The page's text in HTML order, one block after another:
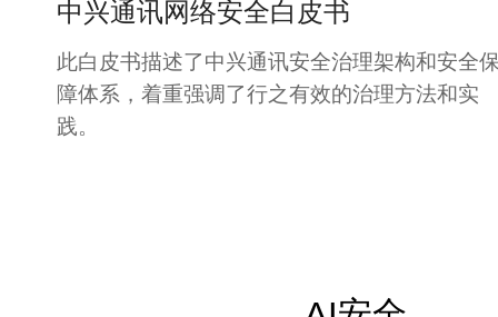
中兴通讯网络安全白皮书
此白皮书描述了中兴通讯安全治理架构和安全
障体系，着重强调了行之有效的治理方法和实
践。